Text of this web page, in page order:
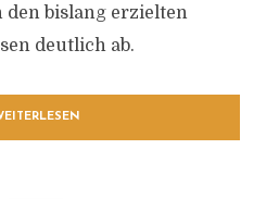
bislang erzielten
deutlich ab.